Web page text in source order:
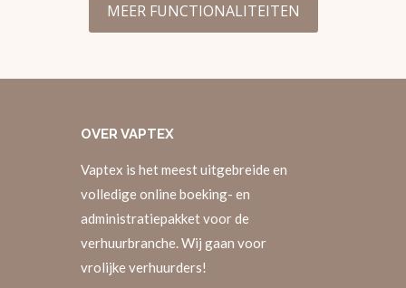
MEER FUNCTIONALITEITEN
OVERVAPTEX
Vaptex is het meest uitgebreide en
volledige online boeking- en
administratiepakket voor de
verhuurbranche. Wij gaan voor
vrolijke verhuurders!